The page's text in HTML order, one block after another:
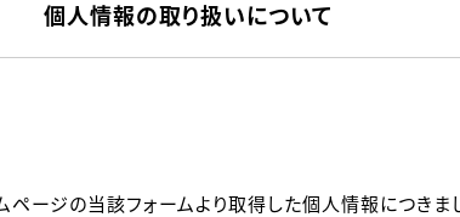
個人情報の取り扱いについて
ページの当該フォームより取得した個人情報につき